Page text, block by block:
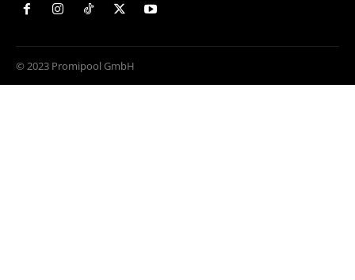
© 2023 Promipool GmbH